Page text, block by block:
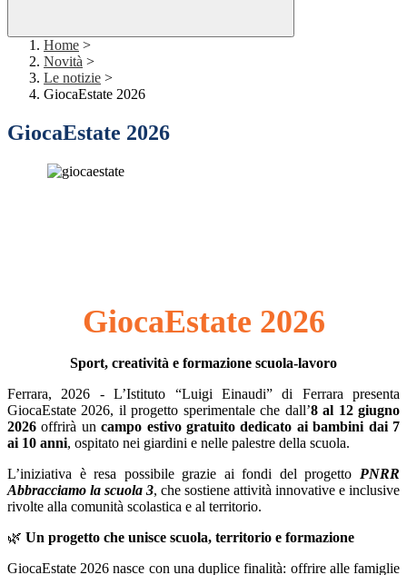
Home >
Novità >
Le notizie >
GiocaEstate 2026
GiocaEstate 2026
GiocaEstate 2026
Sport, creatività e formazione scuola‑lavoro
Ferrara, 2026 - L’Istituto “Luigi Einaudi” di Ferrara presenta
GiocaEstate 2026, il progetto sperimentale che dall’8 al 12 giugno
2026 offrirà uncampo estivo gratuito dedicato ai bambini dai 7
ai 10 anni, ospitato nei giardini e nelle palestre della scuola.
L’iniziativa è resa possibile grazie ai fondi del progetto PNRR
Abbracciamo la scuola 3, che sostiene attività innovative e inclusive
rivolte alla comunità scolastica e al territorio.
🌿 Un progetto che unisce scuola, territorio e formazione
GiocaEstate 2026 nasce con una duplice finalità: offrire alle famiglie